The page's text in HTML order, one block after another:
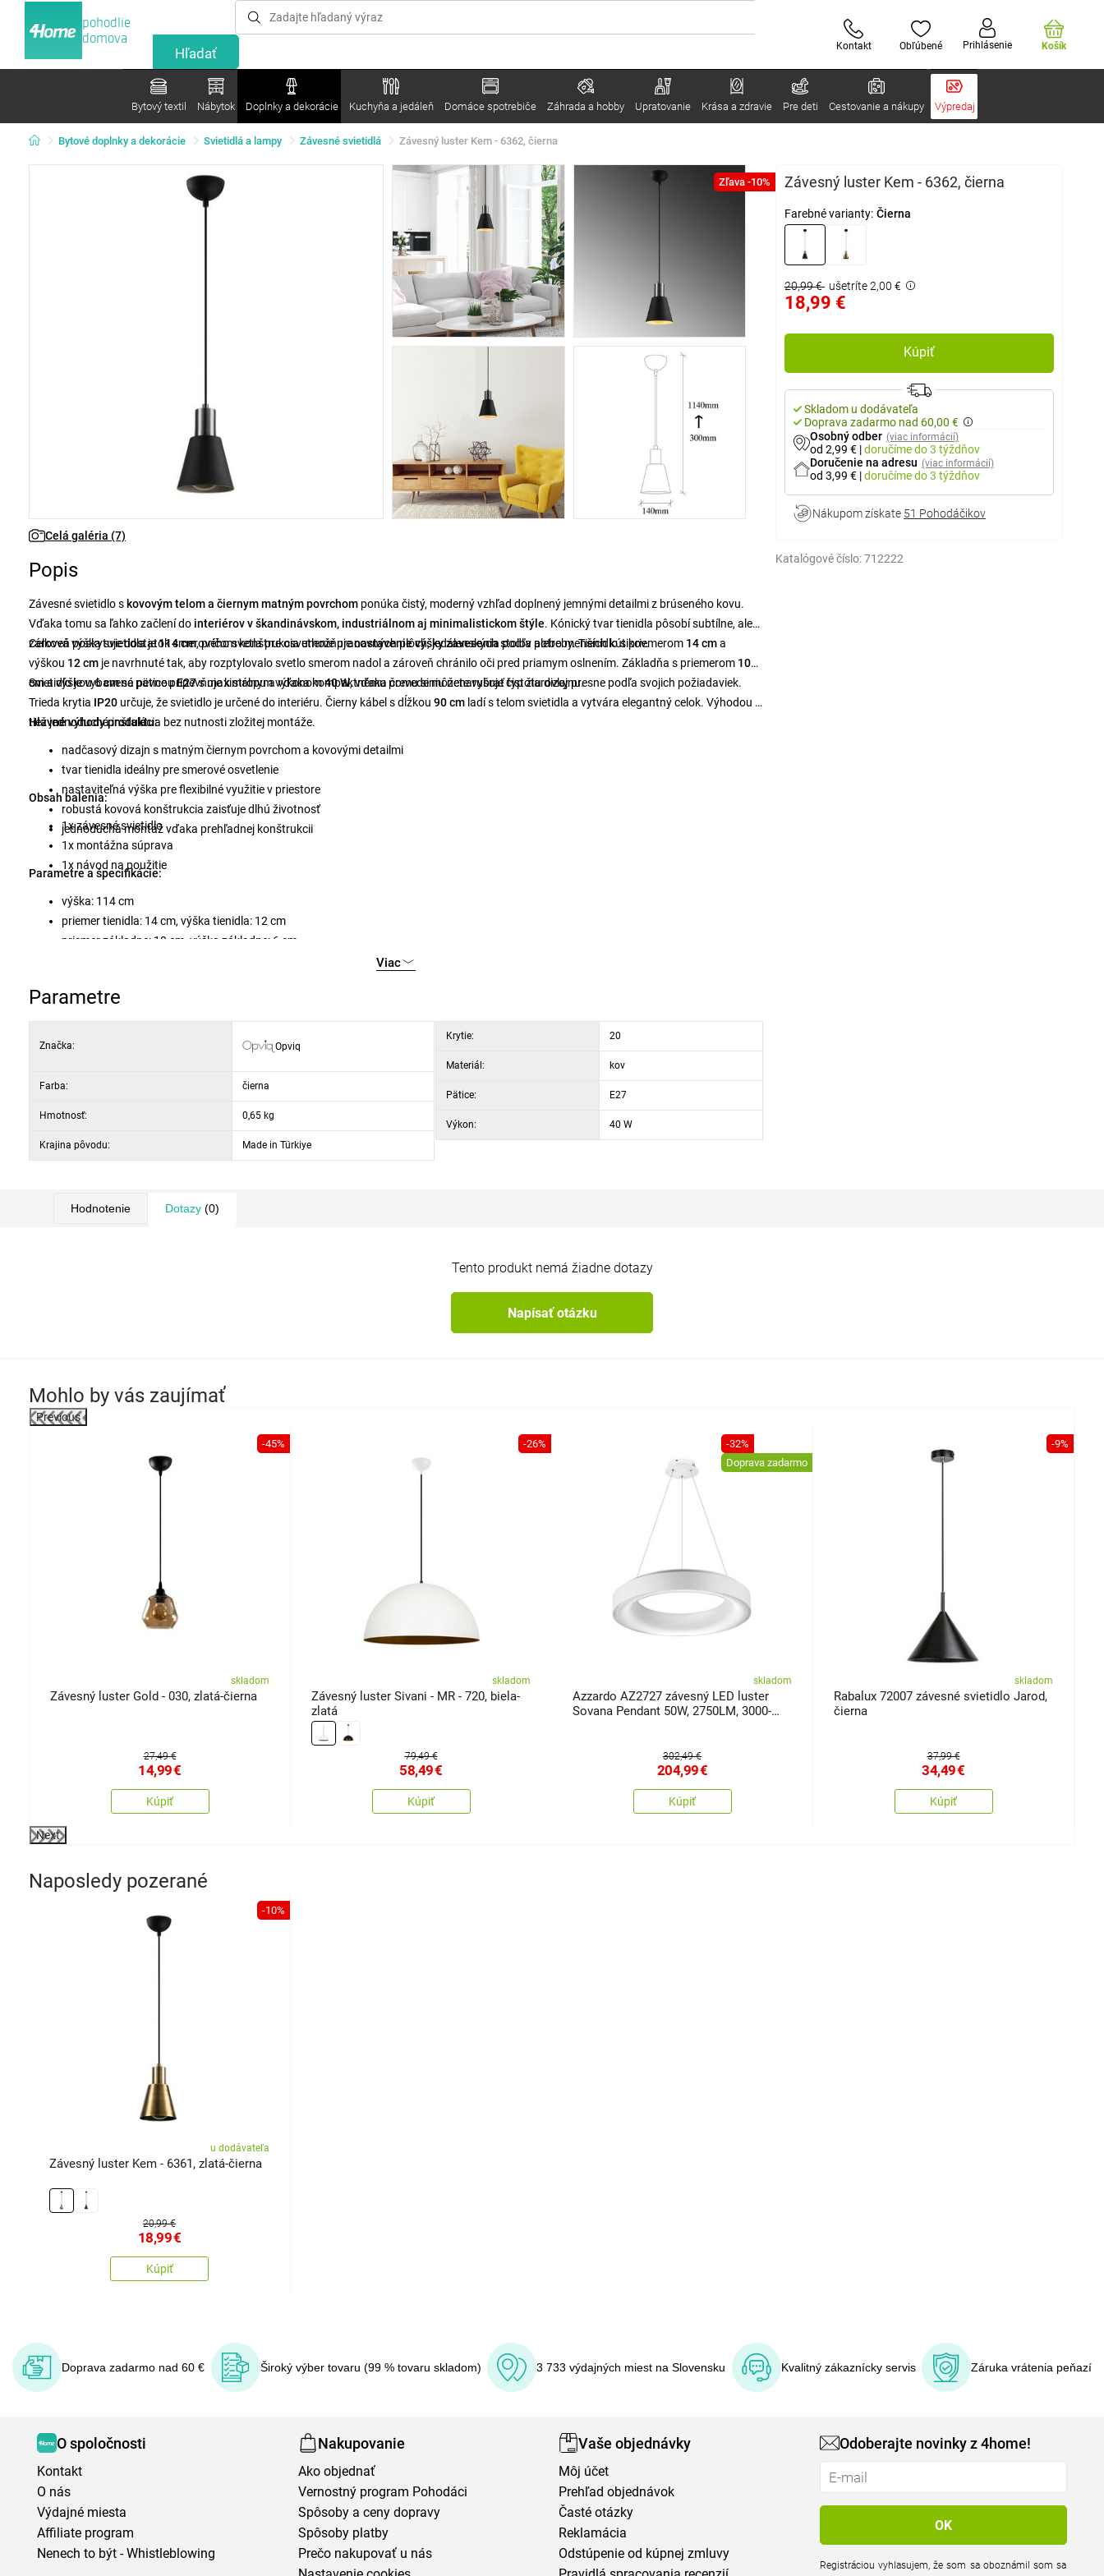
pohodlie
domova
Kontakt Obľúbené Prihlásenie Košík
Bytový textil Nábytok Doplnky a dekorácie Kuchyňa a jedáleň Domáce spotrebiče Záhrada a hobby Upratovanie Krása a zdravie Pre deti Cestovanie a nákupy Výpredaj
Bytové doplnky a dekorácie Svietidlá a lampy Závesné svietidlá Závesný luster Kem - 6362, čierna
Zľava -10%
Celá galéria (7)
Závesný luster Kem - 6362, čierna
Farebné varianty: Čierna
20,99 € ušetríte 2,00 €
18,99 €
Kúpiť
Skladom u dodávateľa
Doprava zadarmo nad 60,00 €
Osobný odber (viac informácií)
od 2,99 € |doručímedo 3 týždňov
Doručenie na adresu (viac informácií)
od 3,99 € |doručímedo 3 týždňov
Nákupom získate 51 Pohodáčikov
Katalógové číslo:712222
Popis
Závesné svietidlo s kovovým telom a čiernym matným povrchom ponúka čistý, moderný vzhľad doplnený jemnými detailmi z brúseného kovu.
Vďaka tomu sa ľahko začlení do interiérov v škandinávskom, industriálnom aj minimalistickom štýle. Kónický tvar tienidla pôsobí subtílne, ale
zároveň poskytuje dostatok smerového svetla pre osvetlenie pracovných plôch, jedálenských stolov alebo menších kútikov.
Celková výška svietidla je114 cm, pričom konštrukcia umožňujenastavenie výšky zaveseniapodľa potreby. Tienidlo s priemerom 14 cma
výškou 12 cm je navrhnuté tak, aby rozptylovalo svetlo smerom nadol a zároveň chránilo oči pred priamym oslnením. Základňa s priemerom 10
cma výškou 6cmsa pevne pripevňuje k stropu a vďaka kompaktnému prevedeniu nenarušuje čistotu dizajnu.
Svietidlo je vybavené päticouE27s maximálnym výkonom40 W, vďaka čomu si môžete vybrať typ žiarovky presne podľa svojich požiadaviek.
Trieda krytia IP20 určuje, že svietidlo je určené do interiéru. Čierny kábel s dĺžkou 90 cm ladí s telom svietidla a vytvára elegantný celok. Výhodou je
tiež jednoduchá inštalácia bez nutnosti zložitej montáže.
Hlavné výhody produktu:
nadčasový dizajn s matným čiernym povrchom a kovovými detailmi
tvar tienidla ideálny pre smerové osvetlenie
nastaviteľná výška pre flexibilné využitie v priestore
robustá kovová konštrukcia zaisťuje dlhú životnosť
jednoduchá montáž vďaka prehľadnej konštrukcii
Obsah balenia:
1x závesné svietidlo
1x montážna súprava
1x návod na použitie
Parametre a špecifikácie:
výška: 114 cm
priemer tienidla: 14 cm, výška tienidla: 12 cm
priemer základne: 10 cm, výška základne: 6 cm
materiál: kov
krytie: IP20
montáž: stropná, vrátane príslušenstva
Viac
Parametre
Značka: Opviq
Farba: čierna
Hmotnosť: 0,65 kg
Krajina pôvodu: Made in Türkiye
Krytie: 20
Materiál: kov
Pätice: E27
Výkon: 40 W
Hodnotenie Dotazy (0)
Tento produkt nemá žiadne dotazy
Napísať otázku
Mohlo by vás zaujímať
Previous
-45%
skladom
Závesný luster Gold - 030, zlatá-čierna
27,49 €
14,99€
Kúpiť
-26%
skladom
Závesný luster Sivani - MR - 720, biela-
zlatá
79,49 €
58,49€
Kúpiť
-32%
Doprava zadarmo
skladom
Azzardo AZ2727 závesný LED luster
Sovana Pendant 50W, 2750LM, 3000-
302,49 €
204,99€
Kúpiť
-9%
skladom
Rabalux 72007 závesné svietidlo Jarod,
čierna
37,99 €
34,49€
Kúpiť
Next
Naposledy pozerané
-10%
u dodávateľa
Závesný luster Kem - 6361, zlatá-čierna
20,99 €
18,99€
Kúpiť
Doprava zadarmo nad 60 € Široký výber tovaru (99 % tovaru skladom) 3 733 výdajných miest na Slovensku Kvalitný zákaznícky servis Záruka vrátenia peňazí
O spoločnosti
Kontakt
O nás
Výdajné miesta
Affiliate program
Nenech to být - Whistleblowing
Nakupovanie
Ako objednať
Vernostný program Pohodáci
Spôsoby a ceny dopravy
Spôsoby platby
Prečo nakupovať u nás
Vaše objednávky
Môj účet
Prehľad objednávok
Časté otázky
Reklamácia
Odstúpenie od kúpnej zmluvy
Odoberajte novinky z 4home!
Registráciou vyhlasujem, že som sa oboznámil som sa